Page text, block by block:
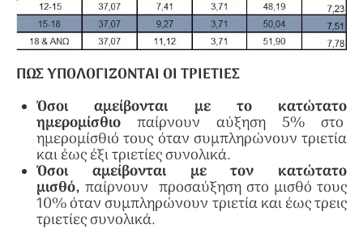
ΠΩΣ ΥΠΟΛΟΓΙΖΟΝΤΑΙ ΟΙ ΤΡΙΕΤΙΕΣ
Όσοι αμείβονται με το κατώτατο
ημερομίσθιο παίρνουν αύξηση 5% στο
ημερομίσθιό τους όταν συμπληρώνουν τριετία
και έως έξι τριετίες συνολικά.
Όσοι αμείβονται με τον κατώτατο
μισθό, παίρνουν προσαύξηση στο μισθό τους
10% όταν συμπληρώνουν τριετία και έως τρεις
τριετίες συνολικά.